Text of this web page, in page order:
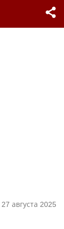
27 августа 2025